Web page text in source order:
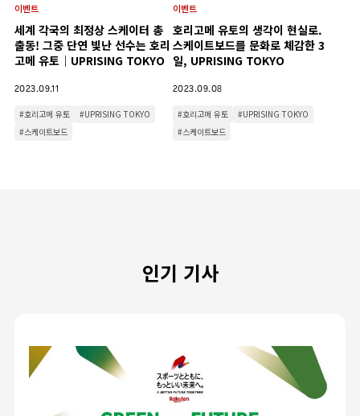
이벤트
세계 각국의 최정상 스케이터 총
출동! 그중 단연 빛난 선수는 호리
고메 유토｜UPRISING TOKYO
2023.09.11
#호리고메 유토
#UPRISING TOKYO
#스케이트보드
이벤트
호리고메 유토의 생각이 현실로.
스케이트보드를 문화로 체감한 3
일, UPRISING TOKYO
2023.09.08
#호리고메 유토
#UPRISING TOKYO
#스케이트보드
인기 기사